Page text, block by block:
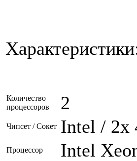
Количество
процессоров
2
Чипсет / Сокет Intel / 2x
Процессор Intel